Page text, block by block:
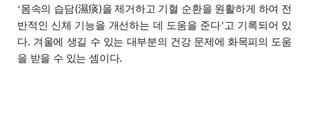
‘몸속의 습담(濕痰)을 제거하고 기혈 순환을 원활하게 하여 전
반적인 신체 기능을 개선하는 데 도움을 준다’고 기록되어 있
다. 겨울에 생길 수 있는 대부분의 건강 문제에 화목피의 도움
을 받을 수 있는 셈이다.